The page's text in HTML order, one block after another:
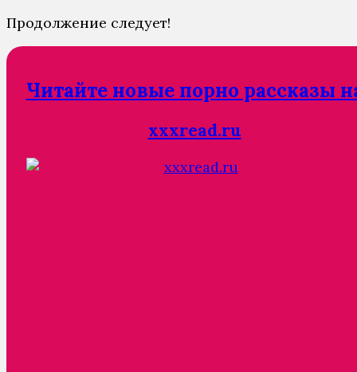
Продолжение следует!
Читайте новые порно рассказы
xxxread.ru